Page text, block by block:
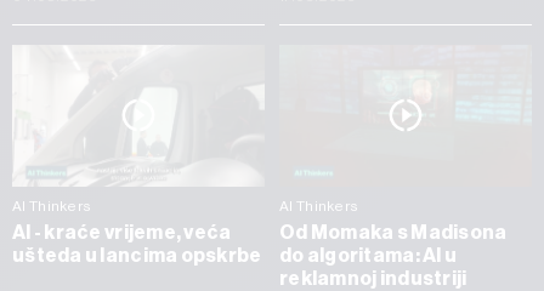
AI Thinkers
AI - kraće vrijeme, veća
ušteda u lancima opskrbe
AI Thinkers
Od Momaka s Madisona
do algoritama: AI u
reklamnoj industriji